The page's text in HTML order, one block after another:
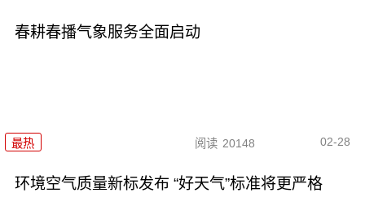
春耕春播气象服务全面启动
最热 阅读 20148 02-28
环境空气质量新标发布 “好天气”标准将更严格